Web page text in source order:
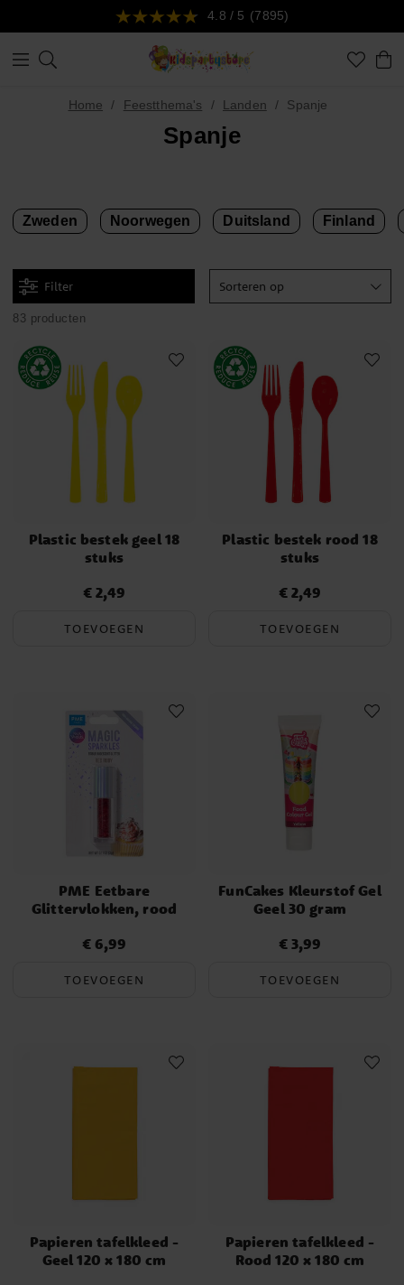
4.8 / 5 (7895)
Home Feestthema's Landen Spanje
Spanje
Zweden Noorwegen Duitsland Finland
Filter Sorteren op
83 producten
Plastic bestek geel 18
stuks
Prijs :€ 2,49
€ 2,49
TOEVOEGEN
Plastic bestek rood 18
stuks
Prijs :€ 2,49
€ 2,49
TOEVOEGEN
PME Eetbare
Glittervlokken, rood
Prijs :€ 6,99
€ 6,99
TOEVOEGEN
FunCakes Kleurstof Gel
Geel 30 gram
Prijs :€ 3,99
€ 3,99
TOEVOEGEN
Papieren tafelkleed -
Geel 120 x 180 cm
Papieren tafelkleed -
Rood 120 x 180 cm